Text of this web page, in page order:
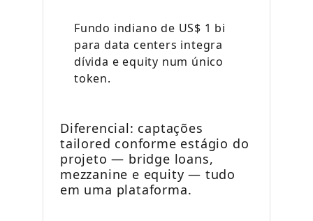
Fundo indiano de US$ 1 bi
para data centers integra
dívida e equity num único
token.
Diferencial: captações
tailored conforme estágio do
projeto — bridge loans,
mezzanine e equity — tudo
em uma plataforma.